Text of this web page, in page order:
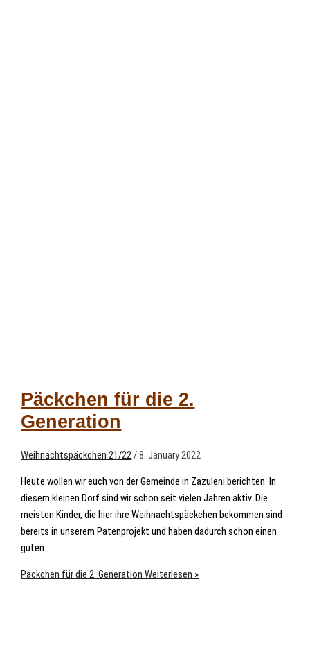
Päckchen für die 2.
Generation
Weihnachtspäckchen 21/22/8. January 2022
Heute wollen wir euch von der Gemeinde in Zazuleni berichten. In
diesem kleinen Dorf sind wir schon seit vielen Jahren aktiv. Die
meisten Kinder, die hier ihre Weihnachtspäckchen bekommen sind
bereits in unserem Patenprojekt und haben dadurch schon einen
guten
Päckchen für die 2. Generation Weiterlesen »